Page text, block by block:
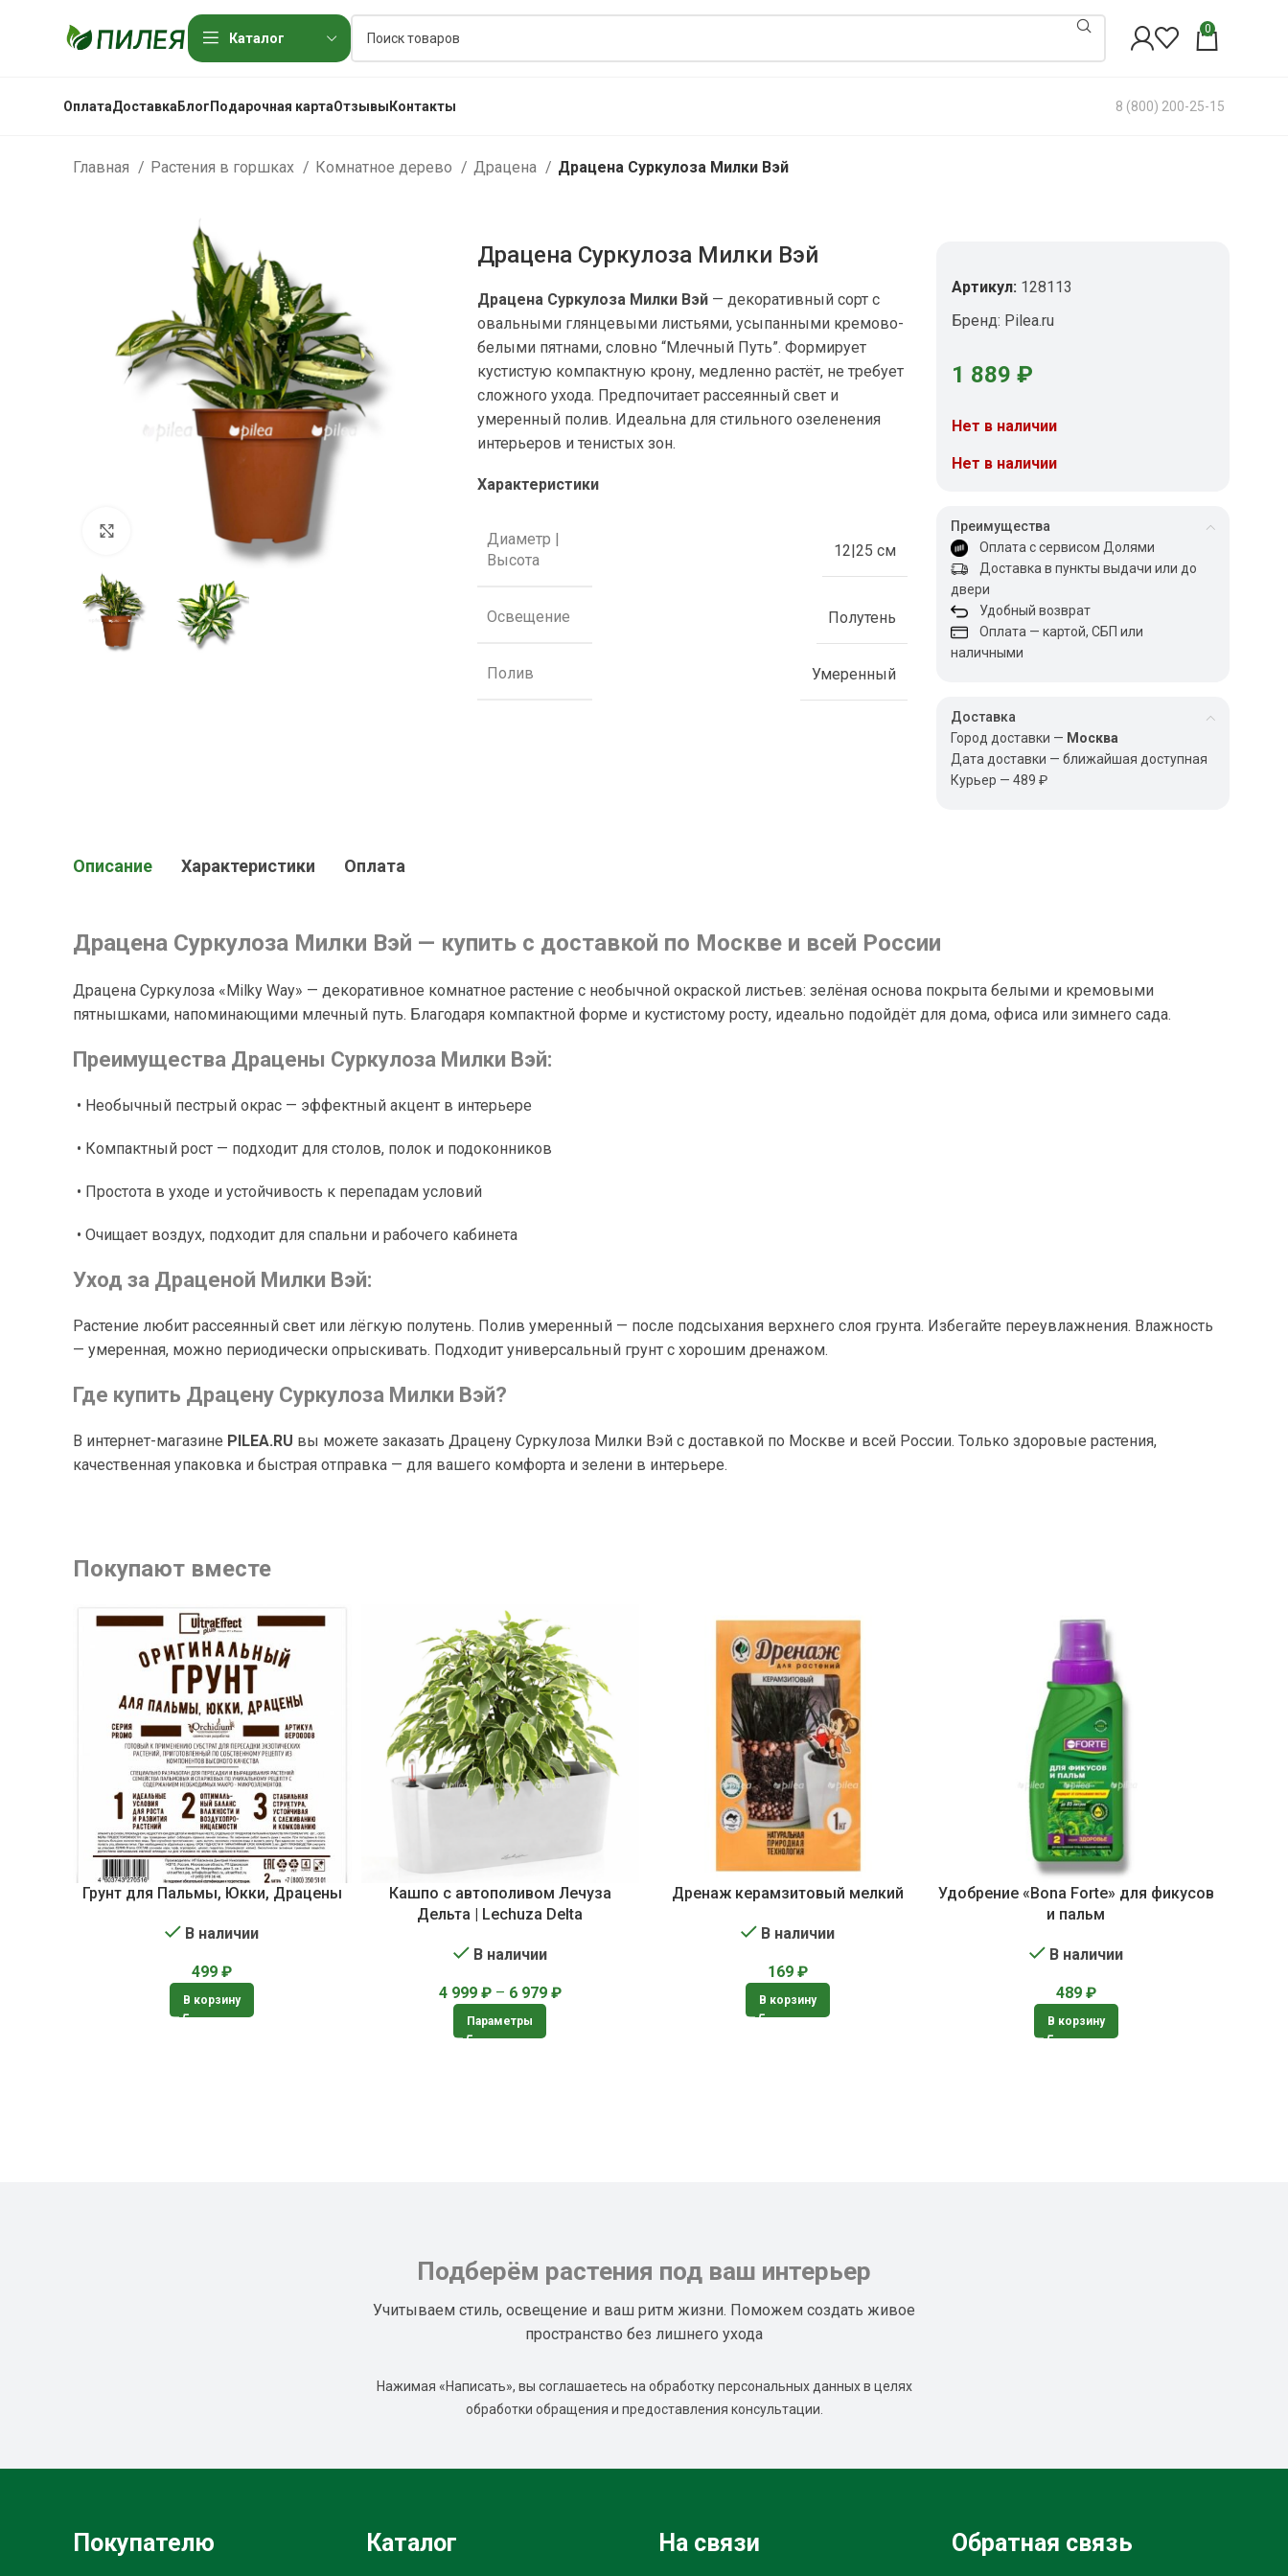
Каталог
0
ОплатаДоставка Блог Подарочная картаОтзывы Контакты 8 (800) 200-25-15
Главная Растения в горшках Комнатное дерево Драцена Драцена Суркулоза Милки Вэй
Нажмите, чтобы увеличить
Драцена Суркулоза Милки Вэй
Драцена Суркулоза Милки Вэй — декоративный сорт с
овальными глянцевыми листьями, усыпанными кремово-
белыми пятнами, словно “Млечный Путь”. Формирует
кустистую компактную крону, медленно растёт, не требует
сложного ухода. Предпочитает рассеянный свет и
умеренный полив. Идеальна для стильного озеленения
интерьеров и тенистых зон.
Характеристики
Диаметр |
Высота
12|25 см
Освещение Полутень
Полив Умеренный
Артикул: 128113
Бренд: Pilea.ru
1 889₽
Нет в наличии
Нет в наличии
Преимущества
Оплата с сервисом Долями
Доставка в пункты выдачи или до
двери
Удобный возврат
Оплата — картой, СБП или
наличными
Доставка
Город доставки — Москва
Дата доставки — ближайшая доступная
Курьер — 489 ₽
Описание Характеристики Оплата
Драцена Суркулоза Милки Вэй — купить с доставкой по Москве и всей России
Драцена Суркулоза «Milky Way» — декоративное комнатное растение с необычной окраской листьев: зелёная основа покрыта белыми и кремовыми
пятнышками, напоминающими млечный путь. Благодаря компактной форме и кустистому росту, идеально подойдёт для дома, офиса или зимнего сада.
Преимущества Драцены Суркулоза Милки Вэй:
• Необычный пестрый окрас — эффектный акцент в интерьере
• Компактный рост — подходит для столов, полок и подоконников
• Простота в уходе и устойчивость к перепадам условий
• Очищает воздух, подходит для спальни и рабочего кабинета
Уход за Драценой Милки Вэй:
Растение любит рассеянный свет или лёгкую полутень. Полив умеренный — после подсыхания верхнего слоя грунта. Избегайте переувлажнения. Влажность
— умеренная, можно периодически опрыскивать. Подходит универсальный грунт с хорошим дренажом.
Где купить Драцену Суркулоза Милки Вэй?
В интернет-магазине PILEA.RU вы можете заказать Драцену Суркулоза Милки Вэй с доставкой по Москве и всей России. Только здоровые растения,
качественная упаковка и быстрая отправка — для вашего комфорта и зелени в интерьере.
Покупают вместе
Грунт для Пальмы, Юкки, Драцены
В наличии
499₽
В корзину
Кашпо с автополивом Лечуза
Дельта | Lechuza Delta
В наличии
4 999 ₽ – 6 979 ₽
Параметры
Дренаж керамзитовый мелкий
В наличии
169₽
В корзину
Удобрение «Bona Forte» для фикусов
и пальм
В наличии
489 ₽
В корзину
Подберём растения под ваш интерьер
Учитываем стиль, освещение и ваш ритм жизни. Поможем создать живое
пространство без лишнего ухода
Нажимая «Написать», вы соглашаетесь на обработку персональных данных в целях
обработки обращения и предоставления консультации.
Покупателю Каталог На связи Обратная связь